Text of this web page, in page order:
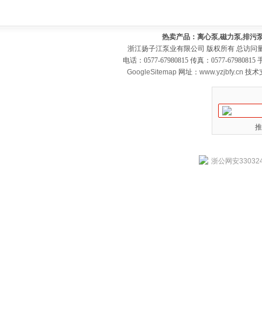
热卖产品：离心泵,磁力泵,排污
浙江扬子江泵业有限公司 版权所有 总访问
电话：0577-67980815 传真：0577-
GoogleSitemap 网址： www.yzjbfy.cn 技术
浙公网安